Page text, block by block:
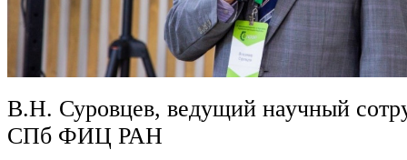
В.Н. Суровцев, ведущий научный
СПб ФИЦ РАН